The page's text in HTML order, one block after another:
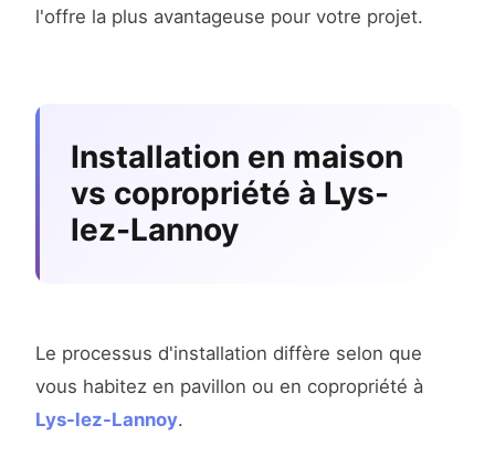
l'offre la plus avantageuse pour votre projet.
Installation en maison
vs copropriété à Lys-
lez-Lannoy
Le processus d'installation diffère selon que
vous habitez en pavillon ou en copropriété à
Lys-lez-Lannoy.